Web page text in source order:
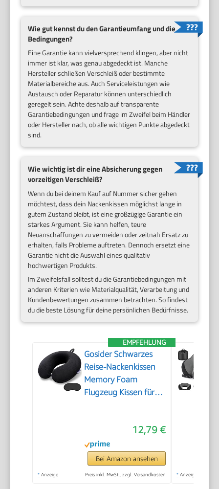
Wie gut kennst du den Garantieumfang und die
Bedingungen?
Eine Garantie kann vielversprechend klingen, aber nicht
immer ist klar, was genau abgedeckt ist. Manche
Hersteller schließen Verschleiß oder bestimmte
Materialbereiche aus. Auch Serviceleistungen wie
Austausch oder Reparatur können unterschiedlich
geregelt sein. Achte deshalb auf transparente
Garantiebedingungen und frage im Zweifel beim Händler
oder Hersteller nach, ob alle wichtigen Punkte abgedeckt
sind.
Wie wichtig ist dir eine Absicherung gegen
vorzeitigen Verschleiß?
Wenn du bei deinem Kauf auf Nummer sicher gehen
möchtest, dass dein Nackenkissen möglichst lange in
gutem Zustand bleibt, ist eine großzügige Garantie ein
starkes Argument. Sie kann helfen, teure
Neuanschaffungen zu vermeiden oder zeitnah Ersatz zu
erhalten, falls Probleme auftreten. Dennoch ersetzt eine
Garantie nicht die Auswahl eines qualitativ
hochwertigen Produkts.
Im Zweifelsfall solltest du die Garantiebedingungen mit
anderen Kriterien wie Materialqualität, Verarbeitung und
Kundenbewertungen zusammen betrachten. So findest
du die beste Lösung für deine persönlichen Bedürfnisse.
EMPFEHLUNG
Gosider Schwarzes
Reise-Nackenkissen
Memory Foam
Flugzeug Kissen für
Weiches tragbares U-
Form Nackenkissen
für Flugzeug, Auto
und Home Office
12,79 €
Bei Amazon ansehen
* Anzeige Preis inkl. MwSt., zzgl. Versandkosten * Anzeige